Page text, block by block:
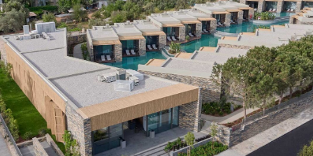
Контакты
О компании
Главная
О НАС
СОЦИАЛЬНЫЕ СЕТИ
Индивидуальные путешествия
Коллекция путешествий
УСЛУГИ
Специальные предложения